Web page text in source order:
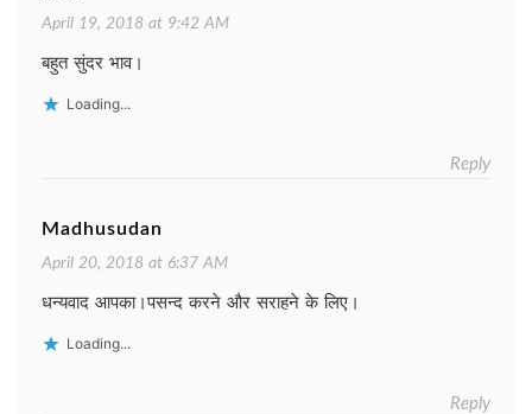
April 19, 2018 at 9:42 AM
बहुत सुंदर भाव।
Loading...
Reply
Madhusudan
April 20, 2018 at 6:37 AM
धन्यवाद आपका।पसन्द करने और सराहने के लिए।
Loading...
Reply